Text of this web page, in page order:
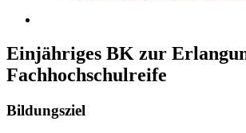
Einjähriges BK zur
Fachhochschulreife
Bildungsziel